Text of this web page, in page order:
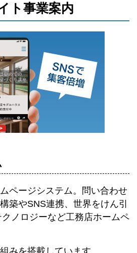
ト事業案内
ページシステム。 問い合わせ
築やSNS連携、世界をけん引
ノロジーなど工務店ホームペ
みを搭載しています。